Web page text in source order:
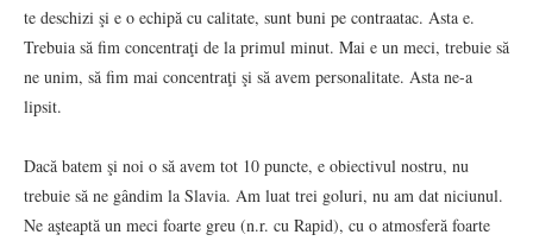
te deschizi şi e o echipă cu calitate, sunt buni pe contraatac. Asta e.
Trebuia să fim concentraţi de la primul minut. Mai e un meci, trebuie să
ne unim, să fim mai concentraţi şi să avem personalitate. Asta ne-a
lipsit.
Dacă batem şi noi o să avem tot 10 puncte, e obiectivul nostru, nu
trebuie să ne gândim la Slavia. Am luat trei goluri, nu am dat niciunul.
Ne aşteaptă un meci foarte greu (n.r. cu Rapid), cu o atmosferă foarte